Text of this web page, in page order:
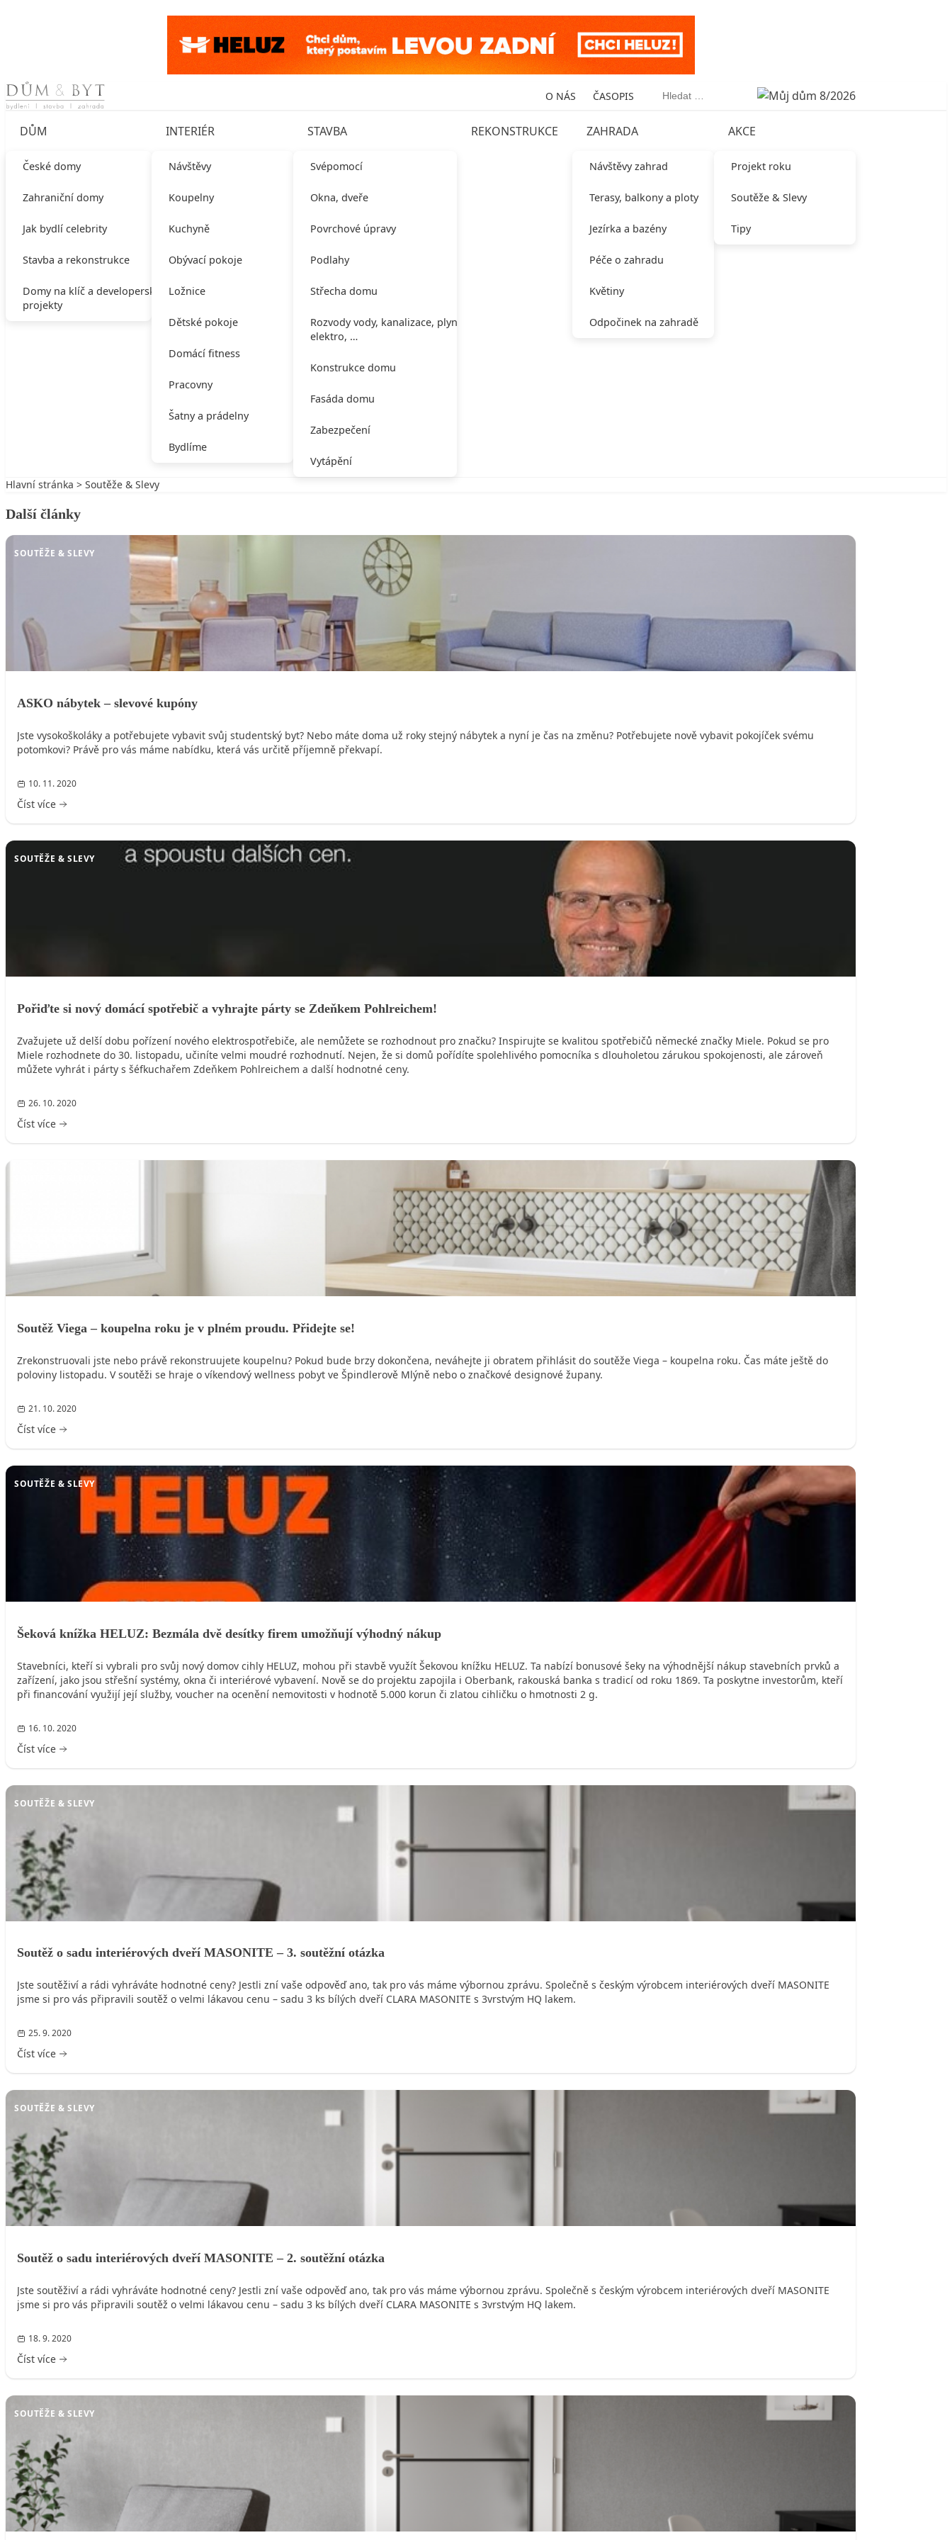
Skip to content O NÁS ČASOPIS Vyhledávání
DŮM
České domy
Zahraniční domy
Jak bydlí celebrity
Stavba a rekonstrukce
Domy na klíč a developerské
projekty
INTERIÉR
Návštěvy
Koupelny
Kuchyně
Obývací pokoje
Ložnice
Dětské pokoje
Domácí fitness
Pracovny
Šatny a prádelny
Bydlíme
STAVBA
Svépomocí
Okna, dveře
Povrchové úpravy
Podlahy
Střecha domu
Rozvody vody, kanalizace, plynu,
elektro, …
Konstrukce domu
Fasáda domu
Zabezpečení
Vytápění
REKONSTRUKCE ZAHRADA
Návštěvy zahrad
Terasy, balkony a ploty
Jezírka a bazény
Péče o zahradu
Květiny
Odpočinek na zahradě
AKCE
Projekt roku
Soutěže & Slevy
Tipy
Hlavní stránka > Soutěže & Slevy
Další články
SOUTĚŽE & SLEVY
ASKO nábytek – slevové kupóny
Jste vysokoškoláky a potřebujete vybavit svůj studentský byt? Nebo máte doma už roky stejný nábytek a nyní je čas na změnu? Potřebujete nově vybavit pokojíček svému
potomkovi? Právě pro vás máme nabídku, která vás určitě příjemně překvapí.
10. 11. 2020
Číst více
SOUTĚŽE & SLEVY
Pořiďte si nový domácí spotřebič a vyhrajte párty se Zdeňkem Pohlreichem!
Zvažujete už delší dobu pořízení nového elektrospotřebiče, ale nemůžete se rozhodnout pro značku? Inspirujte se kvalitou spotřebičů německé značky Miele. Pokud se pro
Miele rozhodnete do 30. listopadu, učiníte velmi moudré rozhodnutí. Nejen, že si domů pořídíte spolehlivého pomocníka s dlouholetou zárukou spokojenosti, ale zároveň
můžete vyhrát i párty s šéfkuchařem Zdeňkem Pohlreichem a další hodnotné ceny.
26. 10. 2020
Číst více
Soutěž Viega – koupelna roku je v plném proudu. Přidejte se!
Zrekonstruovali jste nebo právě rekonstruujete koupelnu? Pokud bude brzy dokončena, neváhejte ji obratem přihlásit do soutěže Viega – koupelna roku. Čas máte ještě do
poloviny listopadu. V soutěži se hraje o víkendový wellness pobyt ve Špindlerově Mlýně nebo o značkové designové župany.
21. 10. 2020
Číst více
SOUTĚŽE & SLEVY
Šeková knížka HELUZ: Bezmála dvě desítky firem umožňují výhodný nákup
Stavebníci, kteří si vybrali pro svůj nový domov cihly HELUZ, mohou při stavbě využít Šekovou knížku HELUZ. Ta nabízí bonusové šeky na výhodnější nákup stavebních prvků a
zařízení, jako jsou střešní systémy, okna či interiérové vybavení. Nově se do projektu zapojila i Oberbank, rakouská banka s tradicí od roku 1869. Ta poskytne investorům, kteří
při financování využijí její služby, voucher na ocenění nemovitosti v hodnotě 5.000 korun či zlatou cihličku o hmotnosti 2 g.
16. 10. 2020
Číst více
SOUTĚŽE & SLEVY
Soutěž o sadu interiérových dveří MASONITE – 3. soutěžní otázka
Jste soutěživí a rádi vyhráváte hodnotné ceny? Jestli zní vaše odpověď ano, tak pro vás máme výbornou zprávu. Společně s českým výrobcem interiérových dveří MASONITE
jsme si pro vás připravili soutěž o velmi lákavou cenu – sadu 3 ks bílých dveří CLARA MASONITE s 3vrstvým HQ lakem.
25. 9. 2020
Číst více
SOUTĚŽE & SLEVY
Soutěž o sadu interiérových dveří MASONITE – 2. soutěžní otázka
Jste soutěživí a rádi vyhráváte hodnotné ceny? Jestli zní vaše odpověď ano, tak pro vás máme výbornou zprávu. Společně s českým výrobcem interiérových dveří MASONITE
jsme si pro vás připravili soutěž o velmi lákavou cenu – sadu 3 ks bílých dveří CLARA MASONITE s 3vrstvým HQ lakem.
18. 9. 2020
Číst více
SOUTĚŽE & SLEVY